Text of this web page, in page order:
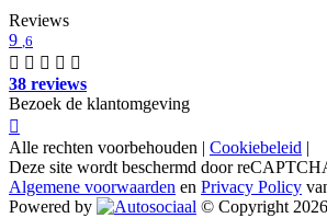
Reviews
9 ,6
38 reviews
Bezoek de klantomgeving
Alle rechten voorbehouden | Cookiebeleid |
Deze site wordt beschermd door
Algemene voorwaarden en Privacy Policy
Powered by
© Copyright 2026